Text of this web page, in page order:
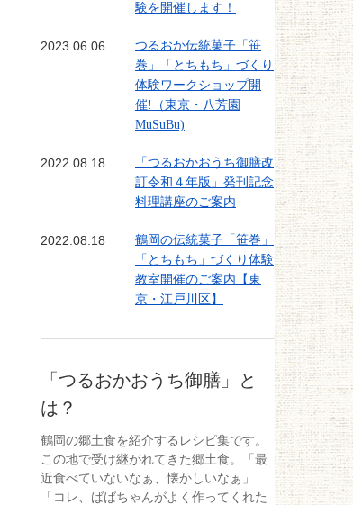
験を開催します！
2023.06.06
つるおか伝統菓子「笹
巻」「とちもち」づくり
体験ワークショップ開
催!（東京・八芳園
MuSuBu)
2022.08.18
「つるおかおうち御膳改
訂令和４年版」発刊記念
料理講座のご案内
2022.08.18
鶴岡の伝統菓子「笹巻」
「とちもち」づくり体験
教室開催のご案内【東
京・江戸川区】
「つるおかおうち御膳」と
は？
鶴岡の郷土食を紹介するレシピ集です。
この地で受け継がれてきた郷土食。「最
近食べていないなぁ、懐かしいなぁ」
「コレ、ばばちゃんがよく作ってくれた